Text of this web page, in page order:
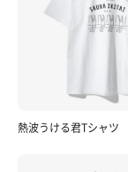
熱波うける君Tシャツ